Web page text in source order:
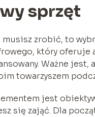
sprzęt
musisz zrobić, to
który
Ważne jest,
towarzyszem
jest
się zająć. Dla